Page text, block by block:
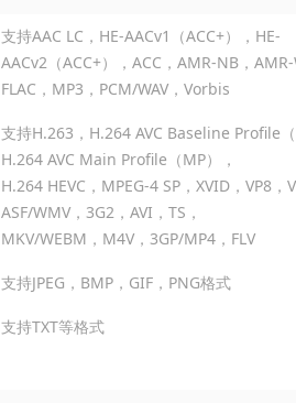
支持AAC LC，HE-AACv1（ACC+），HE-
AACv2（ACC+），ACC，AMR-NB，
FLAC，MP3，PCM/WAV，Vorbis
支持H.263，H.264 AVC Baseline Profile
H.264 AVC Main Profile（MP），
H.264 HEVC，MPEG-4 SP，XVID，VP8，
ASF/WMV，3G2，AVI，TS，
MKV/WEBM，M4V，3GP/MP4，FLV
支持JPEG，BMP，GIF，PNG格式
支持TXT等格式